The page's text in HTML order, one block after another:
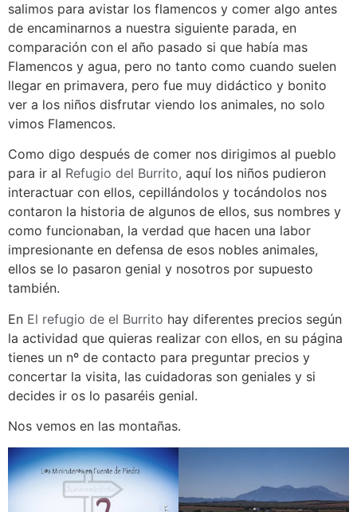
salimos para avistar los flamencos y comer algo antes
de encaminarnos a nuestra siguiente parada, en
comparación con el año pasado si que había mas
Flamencos y agua, pero no tanto como cuando suelen
llegar en primavera, pero fue muy didáctico y bonito
ver a los niños disfrutar viendo los animales, no solo
vimos Flamencos.
Como digo después de comer nos dirigimos al pueblo
para ir al Refugio del Burrito, aquí los niños pudieron
interactuar con ellos, cepillándolos y tocándolos nos
contaron la historia de algunos de ellos, sus nombres y
como funcionaban, la verdad que hacen una labor
impresionante en defensa de esos nobles animales,
ellos se lo pasaron genial y nosotros por supuesto
también.
En El refugio de el Burrito hay diferentes precios según
la actividad que quieras realizar con ellos, en su página
tienes un nº de contacto para preguntar precios y
concertar la visita, las cuidadoras son geniales y si
decides ir os lo pasaréis genial.
Nos vemos en las montañas.